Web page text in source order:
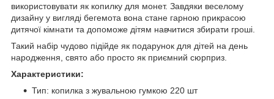
використовувати як копилку для монет. Завдяки веселому
дизайну у вигляді бегемота вона стане гарною прикрасою
дитячої кімнати та допоможе дітям навчитися збирати гроші.
Такий набір чудово підійде як подарунок для дітей на день
народження, свято або просто як приємний сюрприз.
Характеристики:
Тип: копилка з жувальною гумкою 220 шт